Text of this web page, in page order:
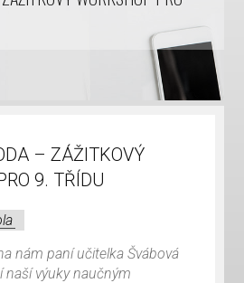
– ZÁŽITKOVÝ
9. TŘÍDU
nám paní učitelka Švábová
naší výuky naučným